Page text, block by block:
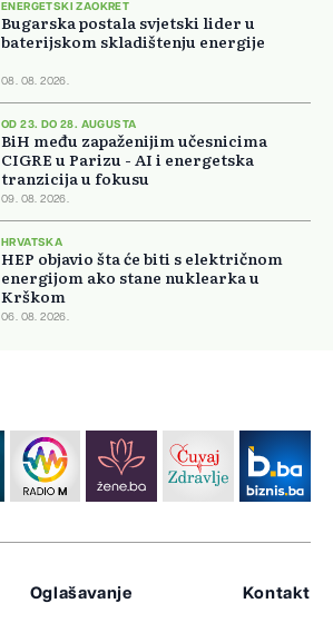
ENERGETSKI ZAOKRET
Bugarska postala svjetski lider u
baterijskom skladištenju energije
08. 08. 2026.
OD 23. DO 28. AUGUSTA
BiH među zapaženijim učesnicima
CIGRE u Parizu - AI i energetska
tranzicija u fokusu
09. 08. 2026.
HRVATSKA
HEP objavio šta će biti s električnom
energijom ako stane nuklearka u
Krškom
06. 08. 2026.
Oglašavanje Kontakt